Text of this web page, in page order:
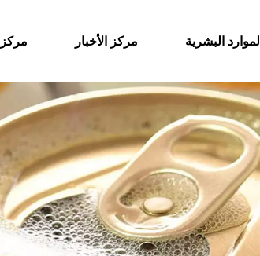
مركز مركز الأخبار الموارد البشرية